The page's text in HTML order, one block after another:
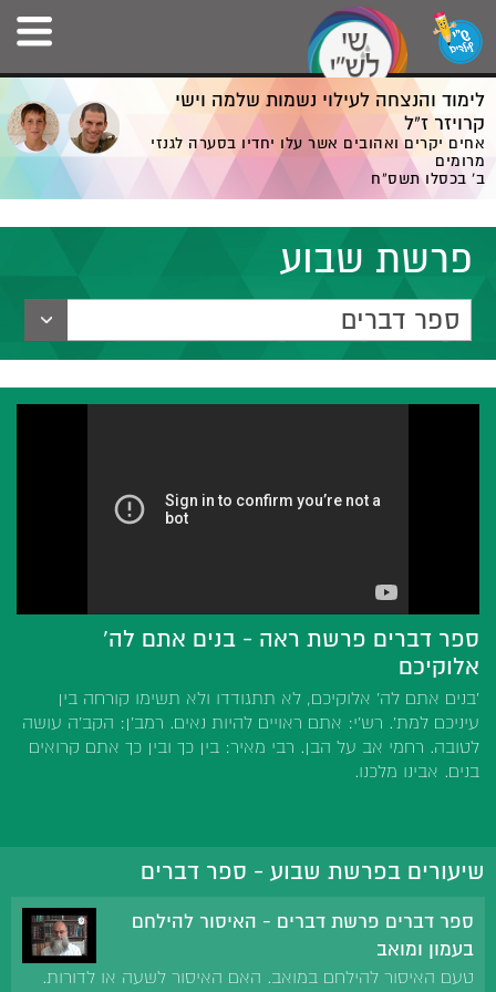
לימוד והנצחה לעילוי נשמות שלמה וישי
קרויזר ז”ל
אחים יקרים ואהובים אשר עלו יחדיו בסערה לגנזי
מרומים
ב' בכסלו תשס”ח
פרשת שבוע
ספר דברים
ספר דברים פרשת ראה - בנים אתם לה'
אלוקיכם
'בנים אתם לה' אלוקיכם, לא תתגודדו ולא תשימו קורחה בין
עיניכם למת'. רש'י: אתם ראויים להיות נאים. רמב'ן: הקב'ה עושה
לטובה. רחמי אב על הבן. רבי מאיר: בין כך ובין כך אתם קרואים
בנים. אבינו מלכנו.
שיעורים בפרשת שבוע - ספר דברים
ספר דברים פרשת דברים - האיסור להילחם
בעמון ומואב
טעם האיסור להילחם במואב. האם האיסור לשעה או לדורות.